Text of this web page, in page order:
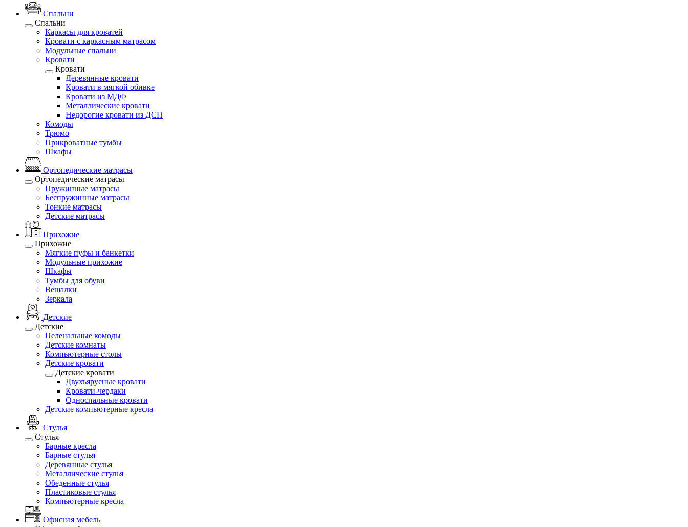
Спальни
Спальни
Каркасы для кроватей
Кровати с каркасным матрасом
Модульные спальни
Кровати
Кровати
Деревянные кровати
Кровати в мягкой обивке
Кровати из МДФ
Металлические кровати
Недорогие кровати из ДСП
Комоды
Трюмо
Прикроватные тумбы
Шкафы
Ортопедические матрасы
Ортопедические матрасы
Пружинные матрасы
Беспружинные матрасы
Тонкие матрасы
Детские матрасы
Прихожие
Прихожие
Мягкие пуфы и банкетки
Модульные прихожие
Шкафы
Тумбы для обуви
Вешалки
Зеркала
Детские
Детские
Пеленальные комоды
Детские комнаты
Компьютерные столы
Детские кровати
Детские кровати
Двухъярусные кровати
Кровати-чердаки
Односпальные кровати
Детские компьютерные кресла
Стулья
Стулья
Барные кресла
Барные стулья
Деревянные стулья
Металлические стулья
Обеденные стулья
Пластиковые стулья
Компьютерные кресла
Офисная мебель